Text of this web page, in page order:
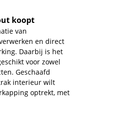
koopt
van
en direct
Daarbij is het
voor zowel
Geschaafd
interieur wilt
optrekt, met